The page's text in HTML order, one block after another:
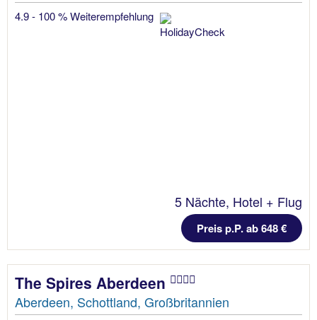
4.9 - 100 % Weiterempfehlung
5 Nächte, Hotel + Flug
Preis p.P. ab 648 €
The Spires Aberdeen
Aberdeen, Schottland, Großbritannien